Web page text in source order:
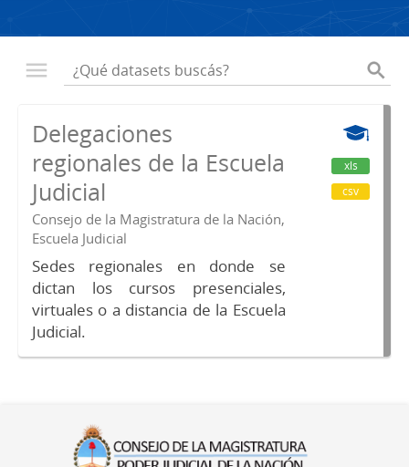
Delegaciones
regionales de la Escuela
Judicial
Consejo de la Magistratura de la Nación,
Escuela Judicial
Sedes regionales en donde se
dictan los cursos presenciales,
virtuales o a distancia de la Escuela
Judicial.
xls
csv